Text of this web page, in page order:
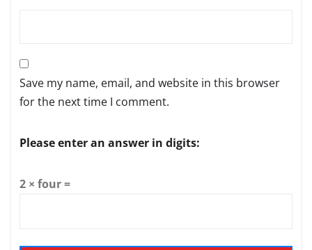
Save my name, email, and website in this browser
for the next time I comment.
Please enter an answer in digits:
2 × four =